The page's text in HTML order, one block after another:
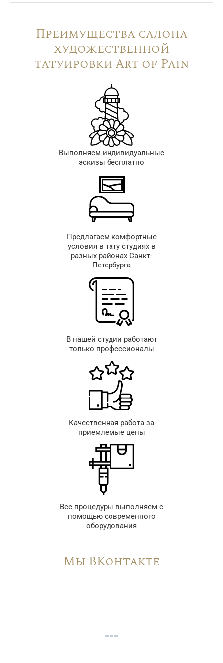
Преимущества салона
художественной
татуировки Art of Pain
Выполняем индивидуальные
эскизы бесплатно
Предлагаем комфортные
условия в тату студиях в
разных районах Санкт-
Петербурга
В нашей студии работают
только профессионалы
Качественная работа за
приемлемые цены
Все процедуры выполняем с
помощью современного
оборудования
Мы ВКонтакте